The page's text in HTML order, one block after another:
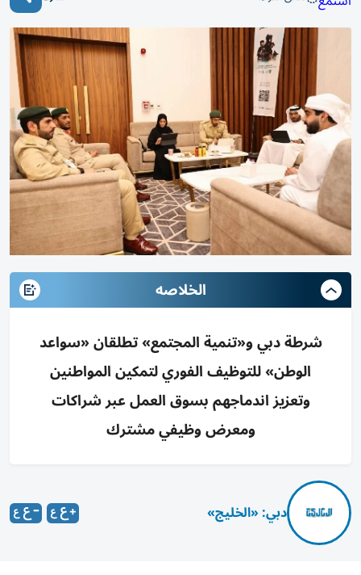
الخلاصه
شرطة دبي و«تنمية المجتمع» تطلقان «سواعد
الوطن» للتوظيف الفوري لتمكين المواطنين
وتعزيز اندماجهم بسوق العمل عبر شراكات
ومعرض وظيفي مشترك
دبي: «الخليج»